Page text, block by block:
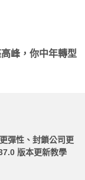
峰，你中年轉型
彈性、封鎖公司更
版本更新教學